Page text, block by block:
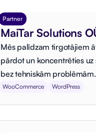
Partner
MaiTar Solutions
Mēs palīdzam tirgotājiem
pārdot un koncentrēties uz
bez tehniskām problēmām.
WooCommerce WordPress